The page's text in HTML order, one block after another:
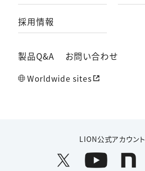
採用情報
製品Q&A お問い合わせ
Worldwide sites
LION公式アカウント